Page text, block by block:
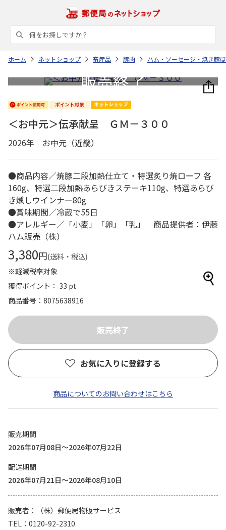
ホーム ネットショップ 畜産品 豚肉 ハム・ソーセージ・焼き豚
＜お中元＞伝承献呈 ＧＭ－３００
2026年 お中元（近畿）
●商品内容／焼豚二段加熱仕立て・特選炙り焼ローフ 各
160g、特選二段加熱あらびきステーキ110g、特選あらび
き燻しウインナー80g
●賞味期間／冷蔵で55日
●アレルギー／「小麦」「卵」「乳」 商品提供者：伊藤
ハム販売（株）
3,380円(送料・税込)
※軽減税率対象
獲得ポイント： 33 pt
商品番号
8075638916
お気に入りに登録する
商品についてのお問い合わせはこちら
販売期間
2026年07月08日～2026年07月22日
配送期間
2026年07月21日～2026年08月10日
販売者
（株）郵便局物販サービス
TEL
0120-92-2310